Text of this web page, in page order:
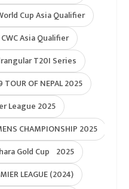
Cup Asia Qualifier
Asia Qualifier
T20I Series
TOUR OF NEPAL 2025
League 2025
CHAMPIONSHIP 2025
Gold Cup 2025
LEAGUE (2024)